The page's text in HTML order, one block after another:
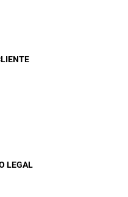
LEGAL